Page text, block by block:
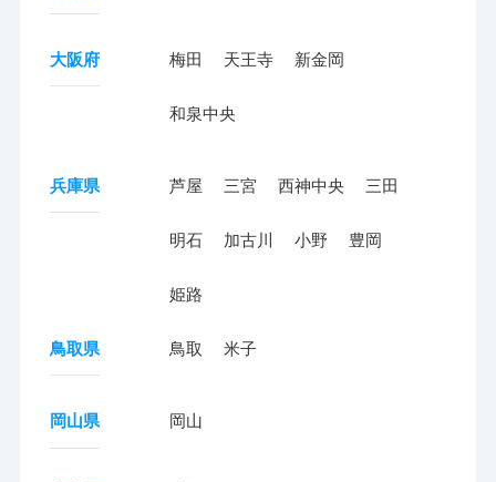
大阪府 梅田 天王寺 新金岡
和泉中央
兵庫県 芦屋 三宮 西神中央 三田
明石 加古川 小野 豊岡
姫路
鳥取県 鳥取 米子
岡山県 岡山